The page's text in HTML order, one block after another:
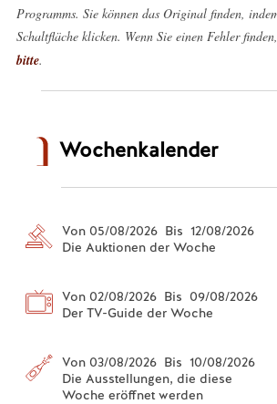
Programms. Sie können das Original finden,
Schaltfläche klicken. Wenn Sie einen Fehler finden,
bitte.
Wochenkalender
Von 05/08/2026 Bis 12/08/2026
Die Auktionen der Woche
Von 02/08/2026 Bis 09/08/2026
Der TV-Guide der Woche
Von 03/08/2026 Bis 10/08/2026
Die Ausstellungen, die diese
Woche eröffnet werden